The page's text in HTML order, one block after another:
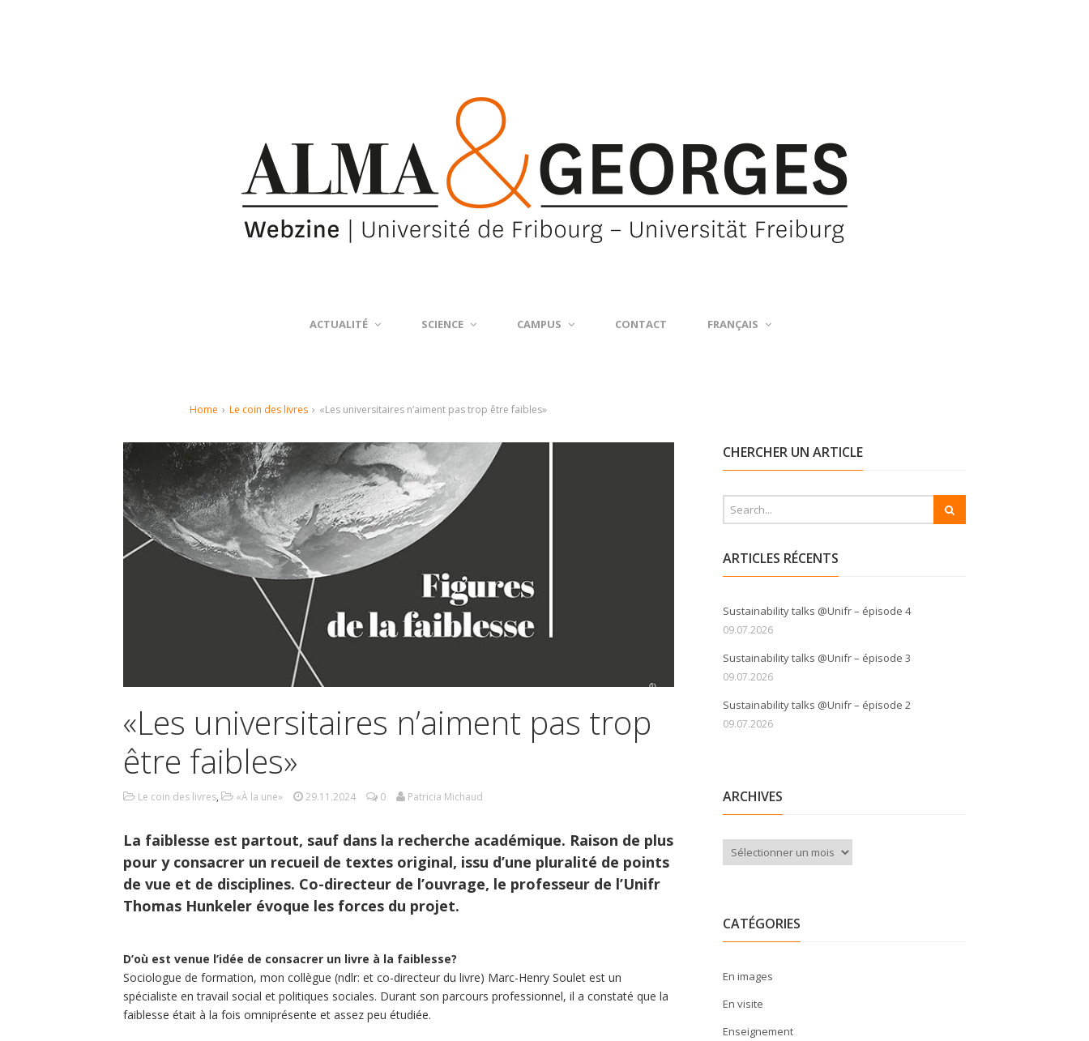
ACTUALITÉ SCIENCE CAMPUS CONTACT FRANÇAIS
Home › Le coin des livres › «Les universitaires n’aiment pas trop être faibles»
«Les universitaires n’aiment pas trop
être faibles»
Le coin des livres, «À la une» 29.11.2024 0 Patricia Michaud
La faiblesse est partout, sauf dans la recherche académique. Raison de plus
pour y consacrer un recueil de textes original, issu d’une pluralité de points
de vue et de disciplines. Co-directeur de l’ouvrage, le professeur de l’Unifr
Thomas Hunkeler évoque les forces du projet.
D’où est venue l’idée de consacrer un livre à la faiblesse?
Sociologue de formation, mon collègue (ndlr: et co-directeur du livre) Marc-Henry Soulet est un
spécialiste en travail social et politiques sociales. Durant son parcours professionnel, il a constaté que la
faiblesse était à la fois omniprésente et assez peu étudiée.
CHERCHER UN ARTICLE
ARTICLES RÉCENTS
Sustainability talks @Unifr – épisode 4
09.07.2026
Sustainability talks @Unifr – épisode 3
09.07.2026
Sustainability talks @Unifr – épisode 2
09.07.2026
ARCHIVES
Archives
CATÉGORIES
En images
En visite
Enseignement